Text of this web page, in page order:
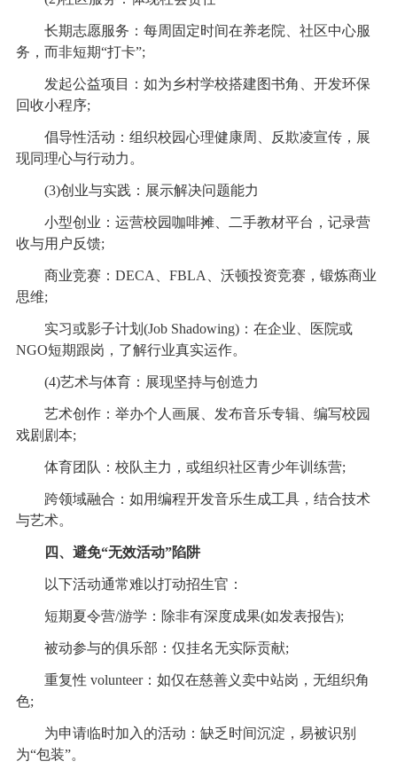
长期志愿服务：每周固定时间在养老院、社区中心服
务，而非短期“打卡”;
发起公益项目：如为乡村学校搭建图书角、开发环保
回收小程序;
倡导性活动：组织校园心理健康周、反欺凌宣传，展
现同理心与行动力。
(3)创业与实践：展示解决问题能力
小型创业：运营校园咖啡摊、二手教材平台，记录营
收与用户反馈;
商业竞赛：DECA、FBLA、沃顿投资竞赛，锻炼商业
思维;
实习或影子计划(Job Shadowing)：在企业、医院或
NGO短期跟岗，了解行业真实运作。
(4)艺术与体育：展现坚持与创造力
艺术创作：举办个人画展、发布音乐专辑、编写校园
戏剧剧本;
体育团队：校队主力，或组织社区青少年训练营;
跨领域融合：如用编程开发音乐生成工具，结合技术
与艺术。
四、避免“无效活动”陷阱
以下活动通常难以打动招生官：
短期夏令营/游学：除非有深度成果(如发表报告);
被动参与的俱乐部：仅挂名无实际贡献;
重复性 volunteer：如仅在慈善义卖中站岗，无组织角
色;
为申请临时加入的活动：缺乏时间沉淀，易被识别
为“包装”。